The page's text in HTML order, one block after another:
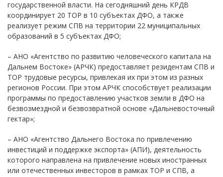
государственной власти. На сегодняшний день КРДВ
координирует 20 ТОР в 10 субъектах ДФО, а также
реализует режим СПВ на территории 22 муниципальных
образований в 5 субъектах ДФО;
– АНО «Агентство по развитию человеческого капитала на
Дальнем Востоке» (АРЧК) предоставляет резидентам СПВ и
ТОР трудовые ресурсы, привлекая их при этом из разных
регионов России. При этом АРЧК способствует реализации
программы по предоставлению участков земли в ДФО на
безвозмездной и безвозвратной основе «Дальневосточный
гектар»;
– АНО «Агентство Дальнего Востока по привлечению
инвестиций и поддержке экспорта» (АПИ), деятельность
которого направлена на привлечение новых иностранных
или отечественных инвесторов в рамках ТОР и СПВ, а